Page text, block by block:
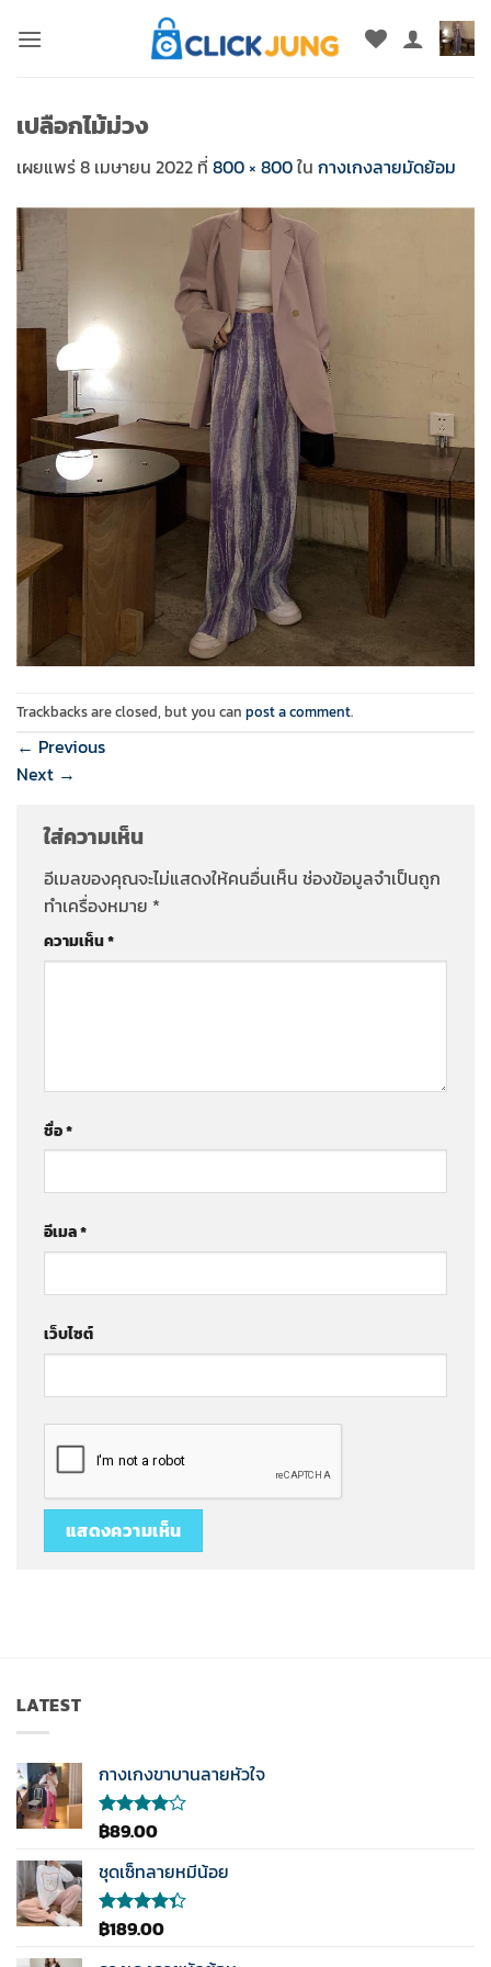
เปลือกไม้ม่วง
เผยแพร่8 เมษายน 2022 ที่ 800 × 800ใน กางเกงลายมัดย้อม
Trackbacks are closed, but you can post a comment.
← Previous
Next →
ใส่ความเห็น
อีเมลของคุณจะไม่แสดงให้คนอื่นเห็น ช่องข้อมูลจำเป็นถูก
ทำเครื่องหมาย *
ความเห็น*
ชื่อ*
อีเมล*
เว็บไซต์
LATEST
กางเกงขาบานลายหัวใจ
ให้
4.00
ตั้งแต่ 1-
5
฿89.00
ชุดเซ็ทลายหมีน้อย
ให้
฿189.00